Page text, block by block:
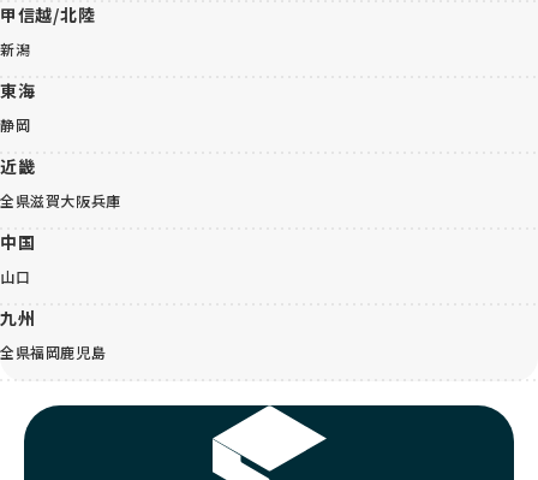
甲信越/北陸
新潟
東海
静岡
近畿
全県滋賀大阪兵庫
中国
山口
九州
全県福岡鹿児島